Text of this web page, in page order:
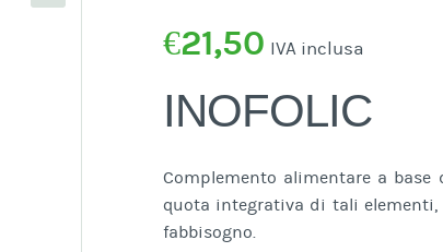
€21,50 IVA inclusa
INOFOLIC
Complemento alimentare a
quota integrativa di tali
fabbisogno.